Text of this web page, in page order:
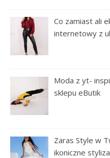
Co zamiast ali
internetowy z
Moda z yt-
sklepu eButik
Zaras Style w
ikoniczne